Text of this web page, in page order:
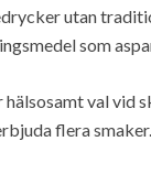
utan
som
val vid
flera smaker.